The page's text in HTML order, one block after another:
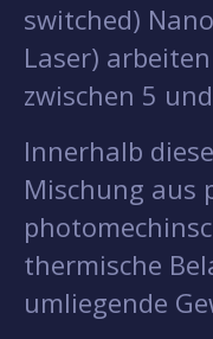
switched)
Laser)
zwischen 5
Innerhalb
Mischung aus
thermische
umliegende